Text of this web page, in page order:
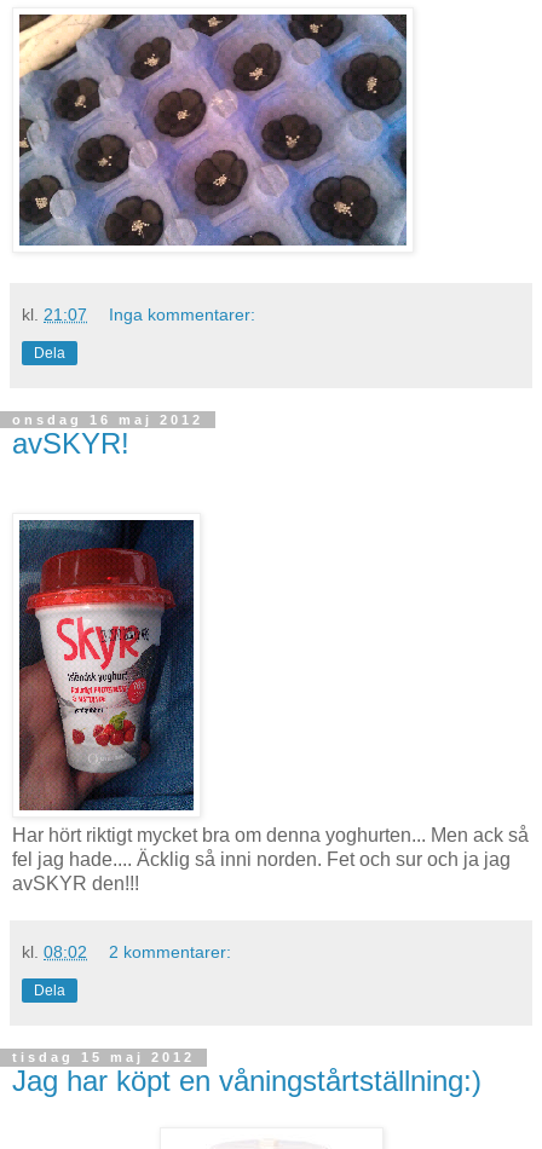
kl. 21:07 Inga kommentarer:
Dela
onsdag 16 maj 2012
avSKYR!
Har hört riktigt mycket bra om denna yoghurten... Men ack så
fel jag hade.... Äcklig så inni norden. Fet och sur och ja jag
avSKYR den!!!
kl. 08:02 2 kommentarer:
Dela
tisdag 15 maj 2012
Jag har köpt en våningstårtställning:)